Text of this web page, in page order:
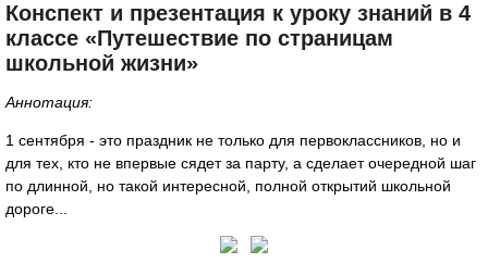
Конспект и презентация к уроку знаний в 4
классе «Путешествие по страницам
школьной жизни»
Аннотация:
1 сентября - это праздник не только для первоклассников, но и
для тех, кто не впервые сядет за парту, а сделает очередной шаг
по длинной, но такой интересной, полной открытий школьной
дороге...